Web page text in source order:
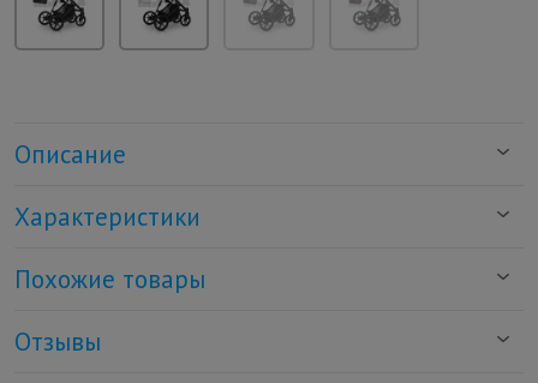
Описание
Характеристики
Похожие товары
Отзывы